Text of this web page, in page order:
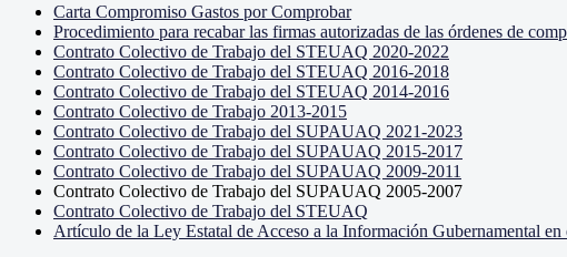
Carta Compromiso Gastos por Comprobar
Procedimiento para recabar las firmas autorizadas de las órdenes de
Contrato Colectivo de Trabajo del STEUAQ 2020-2022
Contrato Colectivo de Trabajo del STEUAQ 2016-2018
Contrato Colectivo de Trabajo del STEUAQ 2014-2016
Contrato Colectivo de Trabajo 2013-2015
Contrato Colectivo de Trabajo del SUPAUAQ 2021-2023
Contrato Colectivo de Trabajo del SUPAUAQ 2015-2017
Contrato Colectivo de Trabajo del SUPAUAQ 2009-2011
Contrato Colectivo de Trabajo del SUPAUAQ 2005-2007
Contrato Colectivo de Trabajo del STEUAQ
Artículo de la Ley Estatal de Acceso a la Información Gubernamental